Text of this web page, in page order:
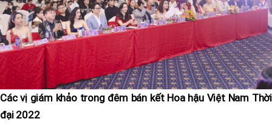
Các vị giám khảo trong đêm bán kết Hoa hậu Việt Nam Thời
đại 2022